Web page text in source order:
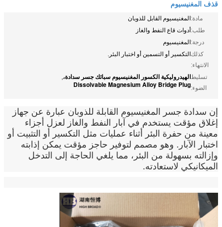
قذف المغنيسيوم
مادة:المغنيسيوم القابل للذوبان
طلب:أدوات قاع النفط والغاز
درجة:المغنيسيوم
كذلك
الانتهاء:
التكسير أو التسمين أو اختبار البئر.
تسليط
الضوء:
الهيدروليكية الكسور المغنيسيوم سبائك جسر سدادة،,
Dissolvable Magnesium Alloy Bridge Plug
إن سدادة جسر المغنيسيوم القابلة للذوبان عبارة عن جهاز
إغلاق مؤقت يستخدم في آبار النفط والغاز لعزل أجزاء
معينة من حفرة البئر أثناء عمليات مثل التكسير أو التثبيت أو
اختبار الآبار. وهو مصمم لتوفير حاجز مؤقت يمكن إذابته
وإزالته بسهولة من البئر، مما يلغي الحاجة إلى التدخل
الميكانيكي لاستعادته.